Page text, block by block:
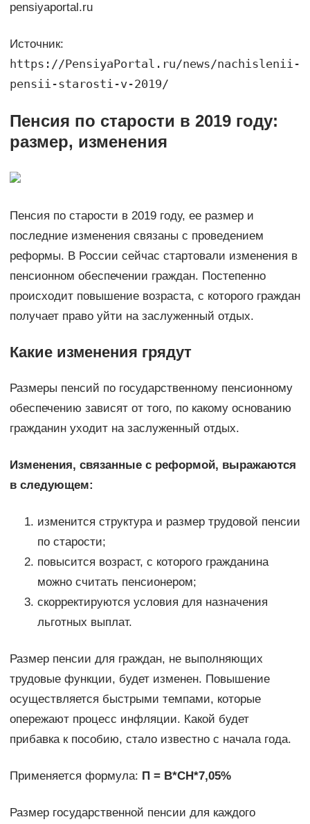
pensiyaportal.ru
Источник:
https://PensiyaPortal.ru/news/nachislenii-
pensii-starosti-v-2019/
Пенсия по старости в 2019 году:
размер, изменения
Пенсия по старости в 2019 году, ее размер и
последние изменения связаны с проведением
реформы. В России сейчас стартовали изменения в
пенсионном обеспечении граждан. Постепенно
происходит повышение возраста, с которого граждан
получает право уйти на заслуженный отдых.
Какие изменения грядут
Размеры пенсий по государственному пенсионному
обеспечению зависят от того, по какому основанию
гражданин уходит на заслуженный отдых.
Изменения, связанные с реформой, выражаются
в следующем:
изменится структура и размер трудовой пенсии
по старости;
повысится возраст, с которого гражданина
можно считать пенсионером;
скорректируются условия для назначения
льготных выплат.
Размер пенсии для граждан, не выполняющих
трудовые функции, будет изменен. Повышение
осуществляется быстрыми темпами, которые
опережают процесс инфляции. Какой будет
прибавка к пособию, стало известно с начала года.
Применяется формула: П = В*СН*7,05%
Размер государственной пенсии для каждого